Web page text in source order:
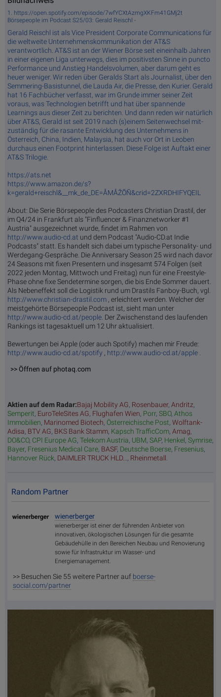
1. https://open.spotify.com/episode/7wfYCXtAzmgXKFm41GMj2t
Börsepeople im Podcast S25/03: Gerald Reischl -
Gerald Reischl ist als Vice President Corporate Communications für
die weltweite Unternehmenskommunikation der AT&S
verantwortlich. AT&S ist an der Wiener Börse seit eineinhalb Jahren
in einer eigenen Liga unterwegs, dies im positivsten Sinne in puncto
Performance und Anstieg Handelsvolumen, aber darum geht es
heuer weniger. Wir reden über Geralds Start als Journalist, über den
Semmering-Basistunnel, die Lauda Air, die Presse, den Kurier. Gerald
hat 16 Fachbücher verfasst, war im Grunde immer seiner Zeit
voraus, was Technologien betrifft und hat über spannende
Learnings aus dieser Zeit zu berichten. Und dann reden wir natürlich
über AT&S, Gerald ist seit 2019 nach (s)einem Seitenwechsel mit-
zuständig für die rasante Entwicklung des Unternehmens in
Österreich, China, Indien, Malaysia, hat auch vor Ort in Leoben
durchaus einen Footprint hinterlassen. Diese Folge ist Auftakt einer
AT&S Trilogie.
https://ats.net
https://www.amazon.de/s?
k=gerald+reischl&__mk_de_DE=ÅMÅŽÕÑ&crid=2ZXRDHIFYQEIL
About: Die Serie Börsepeople des Podcasters Christian Drastil, der
im Q4/24 in Frankfurt als "Finfluencer & Finanznetworker #1
Austria" ausgezeichnet wurde, findet im Rahmen von
http://www.audio-cd.at und dem Podcast "Audio-CD.at Indie
Podcasts" statt. Es handelt sich dabei um typische Personality- und
Werdegang-Gespräche. Die Anniversary Season 25 wird nach davor
24 Seasons mit fixen Presentern und insgesamt 574 Folgen (seit
2022 jeden Montag, Mittwoch und Freitag) nun für eine Freestyle-
Phase ohne fixe Sendetermine sorgen, die bis Ende Sommer dauert.
Als Nebeneffekt soll die Logistik rund um Drastils Fanboy-Buch, vgl.
http://www.christian-drastil.com , erleichtert werden. Welcher der
meistgehörte Börsepeople Podcast ist, sieht man unter
http://www.audio-cd.at/people. Der Zwischenstand des laufenden
Rankings ist tagesaktuell um 12 Uhr aktualisiert.
Bewertungen bei Apple (oder auch Spotify) machen mir Freude:
http://www.audio-cd.at/spotify , http://www.audio-cd.at/apple
>> Öffnen auf photaq.com
Aktien auf dem Radar:Bajaj Mobility AG, Rosenbauer, Andritz,
Semperit, EuroTeleSites AG, Flughafen Wien, Porr, SBO, Athos
Immobilien, Marinomed Biotech, Österreichische Post, Wolftank-
Adisa, BTV AG, BKS Bank Stamm, Kapsch TrafficCom, Amag,
DO&CO, CPI Europe AG, Telekom Austria, UBM, SAP, Henkel, Symrise,
Bayer, Fresenius Medical Care, BASF, Deutsche Boerse, Fresenius,
Hannover Rück, DAIMLER TRUCK HLD... , Rheinmetall
Random Partner
wienerberger
wienerberger ist einer der führenden Anbieter von
innovativen, ökologischen Lösungen für die gesamte
Gebäudehülle in den Bereichen Neubau und Renovierung
sowie für Infrastruktur im Wasser- und
Energiemanagement.
>> Besuchen Sie 55 weitere Partner auf boerse-
social.com/partner